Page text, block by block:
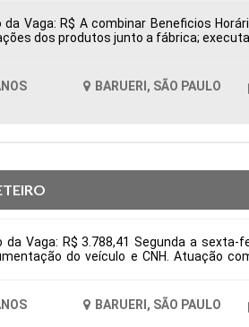
Vaga: R$ A combinar Beneficios
dos produtos junto a fábrica;
BARUERI, SÃO PAULO
da Vaga: R$ 3.788,41 Segunda a
do veículo e CNH. Atuação
BARUERI, SÃO PAULO